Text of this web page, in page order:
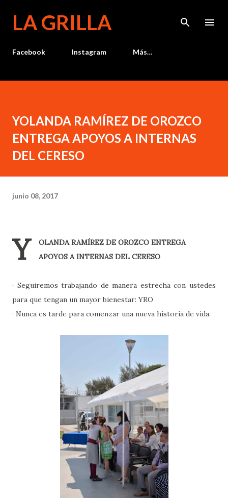
LA GRILLA
Facebook Instagram Más…
YOLANDA RAMÍREZ DE OROZCO
ENTREGA APOYOS A INTERNAS
DEL CERESO
junio 08, 2017
Y
OLANDA RAMÍREZ DE OROZCO ENTREGA
APOYOS A INTERNAS DEL CERESO
· Seguiremos trabajando de manera estrecha con ustedes
para que tengan un mayor bienestar: YRO
· Nunca es tarde para comenzar una nueva historia de vida.